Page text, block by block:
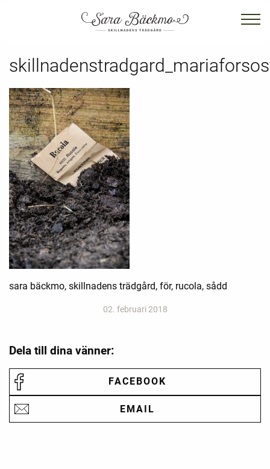
sara bäckmo, skillnadens trädgård, för, rucola, sådd
02. februari 2018
Dela till dina vänner:
FACEBOOK
EMAIL